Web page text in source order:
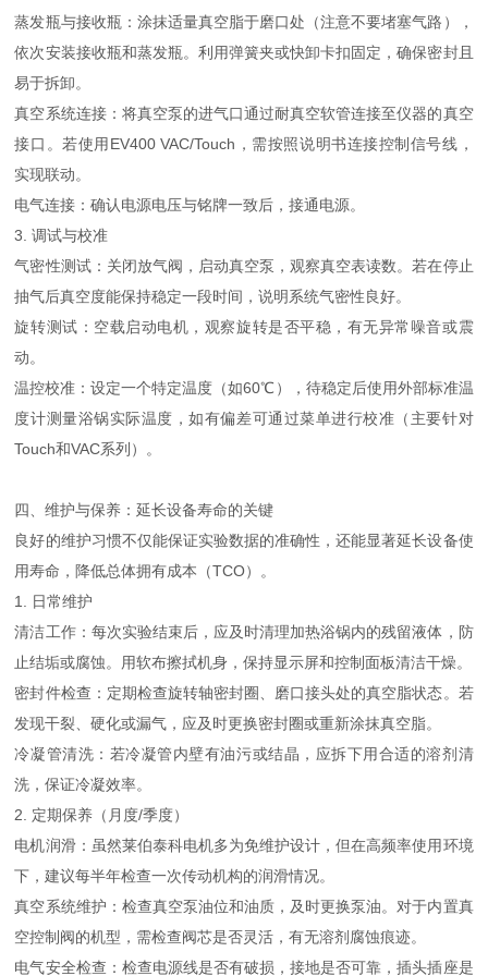
蒸发瓶与接收瓶：涂抹适量真空脂于磨口处（注意不要堵塞气路），
依次安装接收瓶和蒸发瓶。利用弹簧夹或快卸卡扣固定，确保密封且
易于拆卸。
真空系统连接：将真空泵的进气口通过耐真空软管连接至仪器的真空
接口。若使用EV400 VAC/Touch，需按照说明书连接控制信号线，
实现联动。
电气连接：确认电源电压与铭牌一致后，接通电源。
3. 调试与校准
气密性测试：关闭放气阀，启动真空泵，观察真空表读数。若在停止
抽气后真空度能保持稳定一段时间，说明系统气密性良好。
旋转测试：空载启动电机，观察旋转是否平稳，有无异常噪音或震
动。
温控校准：设定一个特定温度（如60℃），待稳定后使用外部标准温
度计测量浴锅实际温度，如有偏差可通过菜单进行校准（主要针对
Touch和VAC系列）。
四、维护与保养：延长设备寿命的关键
良好的维护习惯不仅能保证实验数据的准确性，还能显著延长设备使
用寿命，降低总体拥有成本（TCO）。
1. 日常维护
清洁工作：每次实验结束后，应及时清理加热浴锅内的残留液体，防
止结垢或腐蚀。用软布擦拭机身，保持显示屏和控制面板清洁干燥。
密封件检查：定期检查旋转轴密封圈、磨口接头处的真空脂状态。若
发现干裂、硬化或漏气，应及时更换密封圈或重新涂抹真空脂。
冷凝管清洗：若冷凝管内壁有油污或结晶，应拆下用合适的溶剂清
洗，保证冷凝效率。
2. 定期保养（月度/季度）
电机润滑：虽然莱伯泰科电机多为免维护设计，但在高频率使用环境
下，建议每半年检查一次传动机构的润滑情况。
真空系统维护：检查真空泵油位和油质，及时更换泵油。对于内置真
空控制阀的机型，需检查阀芯是否灵活，有无溶剂腐蚀痕迹。
电气安全检查：检查电源线是否有破损，接地是否可靠，插头插座是